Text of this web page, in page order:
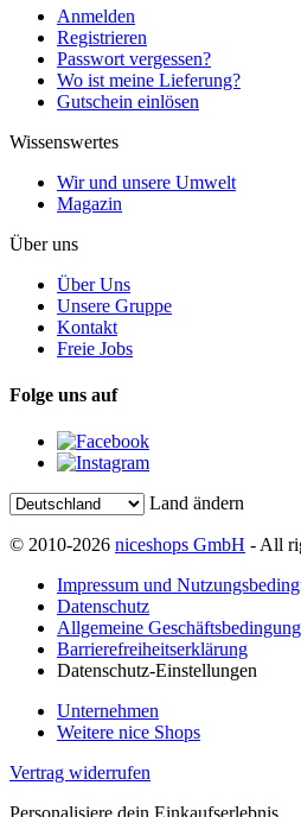
Anmelden
Registrieren
Passwort vergessen?
Wo ist meine Lieferung?
Gutschein einlösen
Wissenswertes
Wir und unsere Umwelt
Magazin
Über uns
Über Uns
Unsere Gruppe
Kontakt
Freie Jobs
Folge uns auf
Land ändern
© 2010-2026 niceshops GmbH - All
Impressum und
Datenschutz
Allgemeine
Barrierefreiheitserklärung
Datenschutz-Einstellungen
Unternehmen
Weitere nice Shops
Vertrag widerrufen